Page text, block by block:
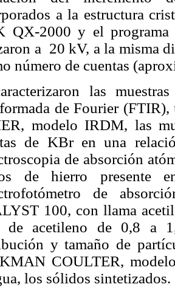
a la estructura
QX-2000 y el programa
a 20 kV, a la misma
número de cuentas
las
de Fourier
, modelo IRDM, las
de KBr en una
de absorción
de hierro presente
de
100, con llama
de acetileno de 0,8 a
y tamaño de
COULTER,
los sólidos sintetizados.